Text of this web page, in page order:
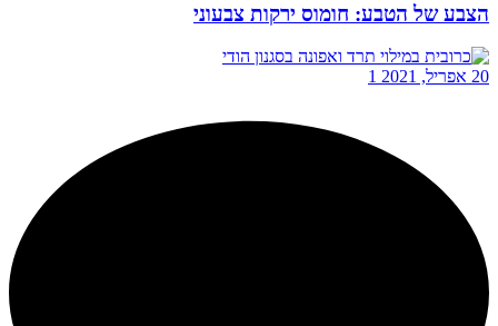
הצבע של הטבע: חומוס ירקות צבעוני
20 אפריל, 2021 1